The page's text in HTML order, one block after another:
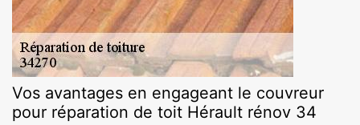
Vos avantages en engageant le couvreur
pour réparation de toit Hérault rénov 34